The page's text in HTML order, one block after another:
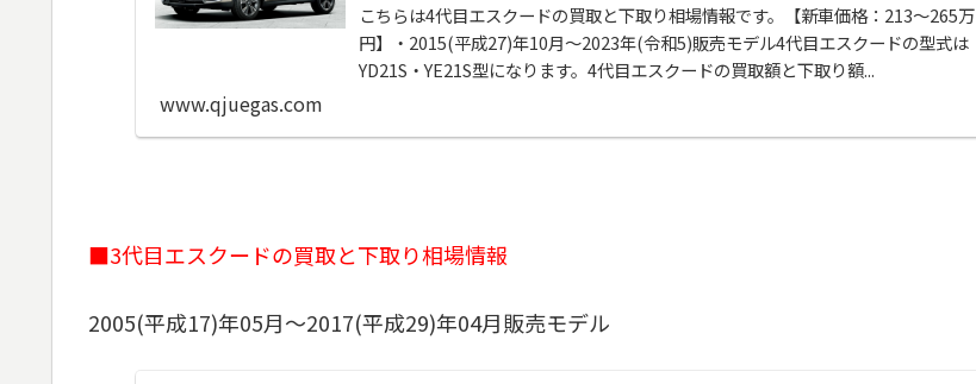
こちらは4代目エスクードの買取と下取り相場情報です。【新車価格：213～265万
円】・2015(平成27)年10月～2023年(令和5)販売モデル4代目エスクードの型式は
YD21S・YE21S型になります。4代目エスクードの買取額と下取り額...
www.qjuegas.com
■3代目エスクードの買取と下取り相場情報
2005(平成17)年05月～2017(平成29)年04月販売モデル